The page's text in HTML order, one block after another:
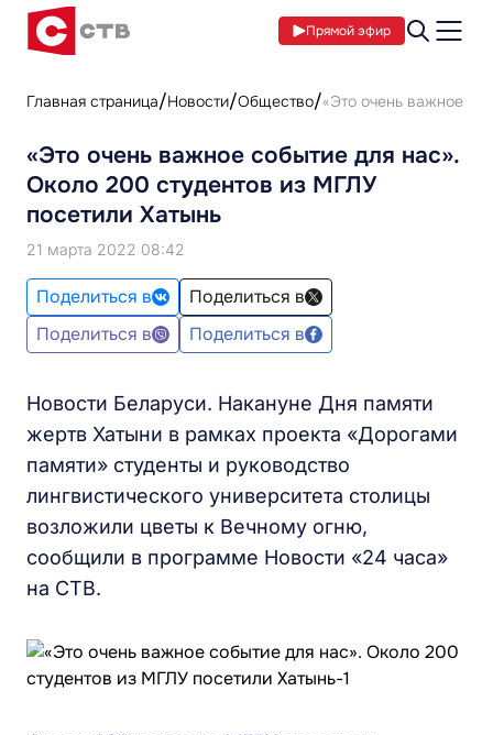
Прямой эфир
Главная страница Новости Общество «Это очень важное
«Это очень важное событие для нас».
Около 200 студентов из МГЛУ
посетили Хатынь
21 марта 2022 08:42
Поделиться в
Поделиться в
Поделиться в
Поделиться в
Новости Беларуси. Накануне Дня памяти
жертв Хатыни в рамках проекта «Дорогами
памяти» студенты и руководство
лингвистического университета столицы
возложили цветы к Вечному огню,
сообщили в программе Новости «24 часа»
на СТВ.